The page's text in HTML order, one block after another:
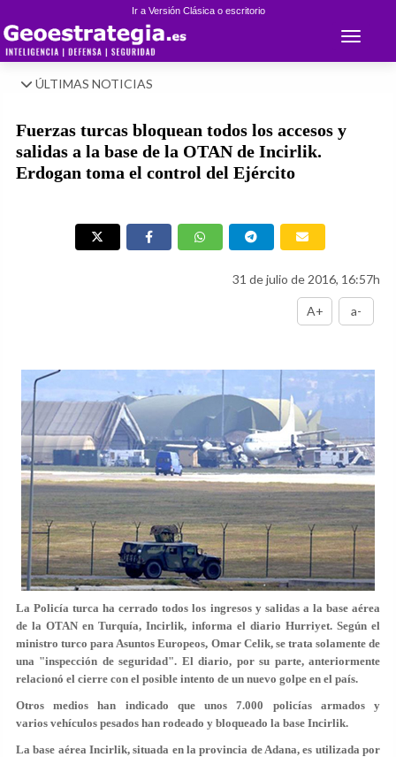
Ir a Versión Clásica o escritorio
Toggle
ÚLTIMAS NOTICIAS
Fuerzas turcas bloquean todos los accesos y
salidas a la base de la OTAN de Incirlik.
Erdogan toma el control del Ejército
31 de julio de 2016, 16:57h
A+ a-
La Policía turca ha cerrado todos los ingresos y salidas a la base aérea
de la OTAN en Turquía, Incirlik, informa el diario Hurriyet. Según el
ministro turco para Asuntos Europeos, Omar Celik, se trata solamente de
una "inspección de seguridad". El diario, por su parte, anteriormente
relacionó el cierre con el posible intento de un nuevo golpe en el país.
Otros medios han indicado que unos 7.000 policías armados y
varios vehículos pesados han rodeado y bloqueado la base Incirlik.
La base aérea Incirlik, situada en la provincia de Adana, es utilizada por